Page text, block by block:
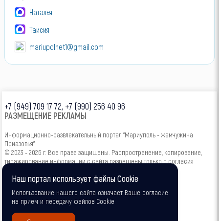
Наталья
Таисия
mariupolnet1@gmail.com
+7 (949) 709 17 72, +7 (990) 256 40 96
РАЗМЕЩЕНИЕ РЕКЛАМЫ
Информационно-развлекательный портал "Мариуполь - жемчужина
Приазовья"
© 2023 - 2026 г. Все права защищены. Распространение, копирование,
тиражирование информации с сайта разрешены только с согласия
16+
Наш портал использует файлы Cookie
Использование нашего сайта означает Ваше согласие
на прием и передачу файлов Cookie